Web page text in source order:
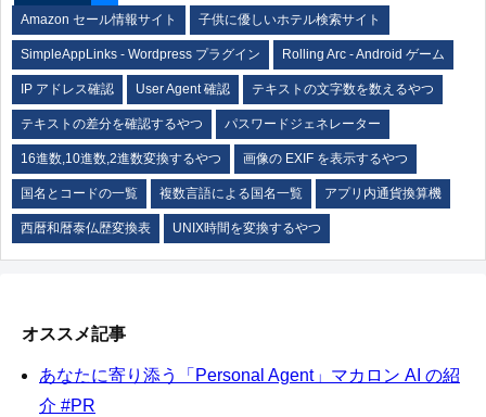
Amazon セール情報サイト 子供に優しいホテル検索サイト
SimpleAppLinks - Wordpress プラグイン Rolling Arc - Android ゲーム
IP アドレス確認 User Agent 確認 テキストの文字数を数えるやつ
テキストの差分を確認するやつ パスワードジェネレーター
16進数,10進数,2進数変換するやつ 画像の EXIF を表示するやつ
国名とコードの一覧 複数言語による国名一覧 アプリ内通貨換算機
西暦和暦泰仏歴変換表 UNIX時間を変換するやつ
オススメ記事
あなたに寄り添う「Personal Agent」マカロン AI の紹
介 #PR